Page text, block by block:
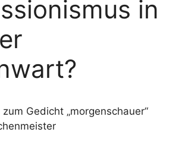
in
Gedicht „morgenschauer“